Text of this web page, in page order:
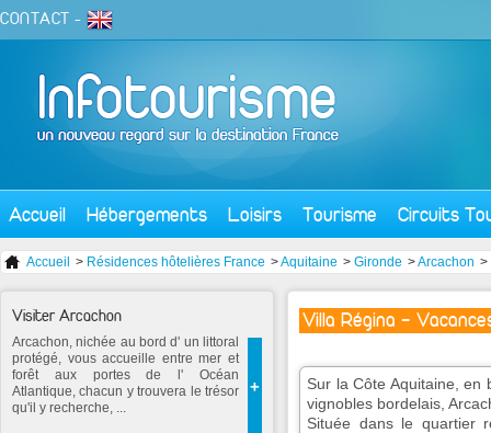
CONTACT -
Accueil Hébergements Loisirs Tourisme Circuits
Accueil > Résidences hôtelières France >Aquitaine > Gironde >Arcachon >
Villa Régina -
Sur la Côte Aquitaine,
vignobles bordelais,
Située dans le quartier
Visiter Arcachon
+
Arcachon, nichée au bord d' un littoral
protégé, vous accueille entre mer et
forêt aux portes de l' Océan
Atlantique, chacun y trouvera le trésor
qu'il y recherche, ...